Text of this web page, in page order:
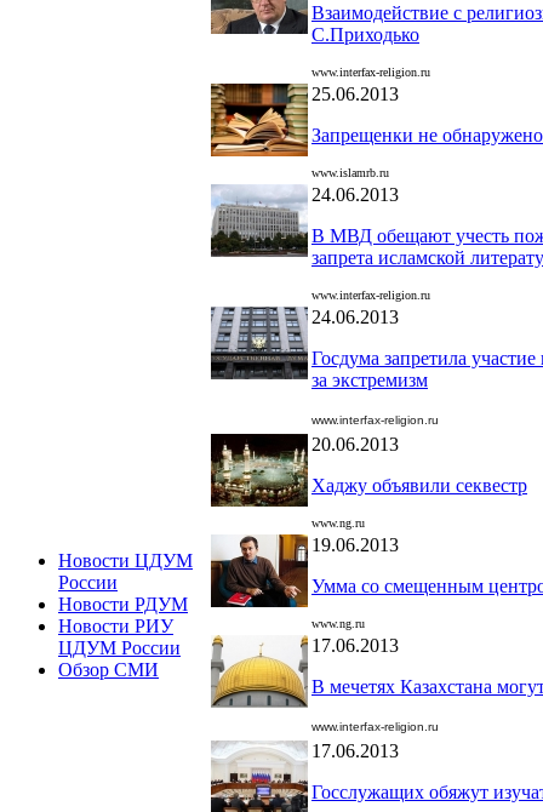
Новости ЦДУМ
России
Новости РДУМ
Новости РИУ
ЦДУМ России
Обзор СМИ
Взаимодействие с
С.Приходько
www.interfax-religion.ru
25.06.2013
Запрещенки не обнаружено
www.islamrb.ru
24.06.2013
В МВД обещают учесть
запрета исламской
www.interfax-religion.ru
24.06.2013
Госдума запретила
за экстремизм
www.interfax-religion.ru
20.06.2013
Хаджу объявили секвестр
www.ng.ru
19.06.2013
Умма со смещенным
www.ng.ru
17.06.2013
В мечетях Казахстана
www.interfax-religion.ru
17.06.2013
Госслужащих обяжут